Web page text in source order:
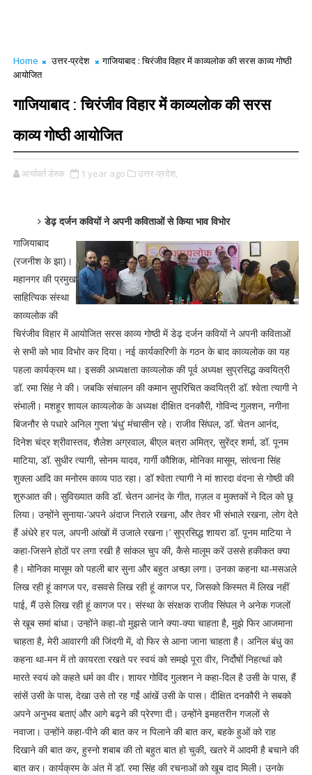
Home उत्तर-प्रदेश
गाजियाबाद : चिरंजीव विहार में काव्यलोक की सरस काव्य गोष्ठी
आयोजित
गाजियाबाद : चिरंजीव विहार में काव्यलोक की सरस
काव्य गोष्ठी आयोजित
आर्यावर्त डेस्क 1 year ago उत्तर-प्रदेश,
डेढ़ दर्जन कवियों ने अपनी कविताओं से किया भाव विभोर
गाजियाबाद
(रजनीश के झा)।
महानगर की प्रमुख
साहित्यिक संस्था
काव्यलोक की
चिरंजीव विहार में आयोजित सरस काव्य गोष्ठी में डेढ़ दर्जन कवियों ने अपनी कविताओं
से सभी को भाव विभोर कर दिया। नई कार्यकारिणी के गठन के बाद काव्यलोक का यह
पहला कार्यक्रम था। इसकी अध्यक्षता काव्यलोक की पूर्व अध्यक्ष सुप्रसिद्ध कवयित्री
डॉ. रमा सिंह ने की। जबकि संचालन की कमान सुपरिचित कवयित्री डॉ. श्वेता त्यागी ने
संभाली। मशहूर शायल काव्यलोक के अध्यक्ष दीक्षित दनकौरी, गोविन्द गुलशन, नगीना
बिजनौर से पधारे अनिल गुप्ता ‘बंधु’ मंचासीन रहे। राजीव सिंघल, डॉ. चेतन आनंद,
दिनेश चंद्र श्रीवास्तव, शैलेश अग्रवाल, बीएल बत्रा अमित्र, सुरेंद्र शर्मा, डॉ. पूनम
माटिया, डॉ. सुधीर त्यागी, सोनम यादव, गार्गी कौशिक, मोनिका मासूम, सांत्वना सिंह
शुक्ला आदि का मनोरम काव्य पाठ रहा। डॉ श्वेता त्यागी ने मां शारदा वंदना से गोष्ठी की
शुरुआत की। सुविख्यात कवि डॉ. चेतन आनंद के गीत, ग़ज़ल व मुक्तकों ने दिल को छू
लिया। उन्होंने सुनाया-‘अपने अंदाज निराले रखना, और तेवर भी संभाले रखना, लोग देते
हैं अंधेरे हर पल, अपनी आंखों में उजाले रखना।’ सुप्रसिद्ध शायरा डॉ. पूनम माटिया ने
कहा-जिसने होठों पर लगा रखी है सांकल चुप की, कैसे मालूम करें उससे हकीकत क्या
है। मोनिका मासूम को पहली बार सुना और बहुत अच्छा लगा। उनका कहना था-मसअले
लिख रही हूं कागज पर, वसवसे लिख रही हूं कागज पर, जिसको किस्मत में लिख नहीं
पाई, मैं उसे लिख रही हूं कागज पर। संस्था के संरक्षक राजीव सिंघल ने अनेक गजलों
से खूब समां बांधा। उन्होंने कहा-वो मुझसे जाने क्या-क्या चाहता है, मुझे फिर आजमाना
चाहता है, मेरी आवारगी की जिंदगी में, वो फिर से आना जाना चाहता है। अनिल बंधु का
कहना था-मन में तो कायरता रखते पर स्वयं को समझे पूरा वीर, निर्दोषों निहत्थां को
मारते स्वयं को कहते धर्म का वीर। शायर गोविंद गुलशन ने कहा-दिल है उसी के पास, हैं
सांसें उसी के पास, देखा उसे तो रह गईं आंखें उसी के पास। दीक्षित दनकौरी ने सबको
अपने अनुभव बताएं और आगे बढ़ने की प्रेरणा दी। उन्होंने इमहतरीन गजलों से
नवाजा। उन्होंने कहा-पीने की बात कर न पिलाने की बात कर, बहके हुओं को राह
दिखाने की बात कर, हुस्नो शबाब की तो बहुत बात हो चुकी, खतरे में आदमी है बचाने की
बात कर। कार्यक्रम के अंत में डॉ. रमा सिंह की रचनाओं को खूब दाद मिली। उनके